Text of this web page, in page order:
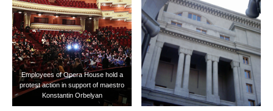
Employees of Opera House hold a
protest action in support of maestro
Konstantin Orbelyan